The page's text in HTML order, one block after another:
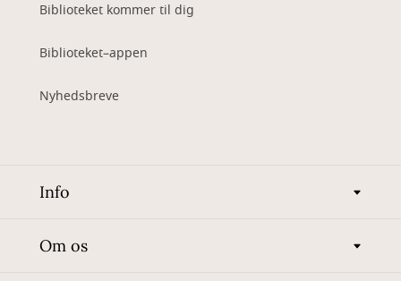
Biblioteket kommer til dig
Biblioteket–appen
Nyhedsbreve
Info
Om os